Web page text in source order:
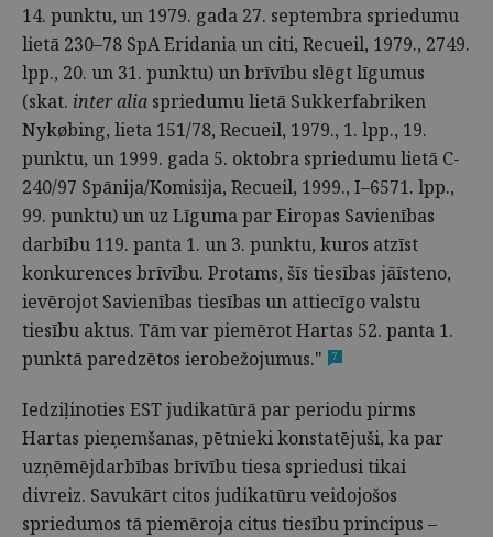
14. punktu, un 1979. gada 27. septembra spriedumu
lietā 230–78 SpA Eridania un citi, Recueil, 1979., 2749.
lpp., 20. un 31. punktu) un brīvību slēgt līgumus
(skat. inter alia spriedumu lietā Sukkerfabriken
Nykøbing, lieta 151/78, Recueil, 1979., 1. lpp., 19.
punktu, un 1999. gada 5. oktobra spriedumu lietā C-
240/97 Spānija/Komisija, Recueil, 1999., I–6571. lpp.,
99. punktu) un uz Līguma par Eiropas Savienības
darbību 119. panta 1. un 3. punktu, kuros atzīst
konkurences brīvību. Protams, šīs tiesības jāīsteno,
ievērojot Savienības tiesības un attiecīgo valstu
tiesību aktus. Tām var piemērot Hartas 52. panta 1.
punktā paredzētos ierobežojumus."
7
Iedziļinoties EST judikatūrā par periodu pirms
Hartas pieņemšanas, pētnieki konstatējuši, ka par
uzņēmējdarbības brīvību tiesa spriedusi tikai
divreiz. Savukārt citos judikatūru veidojošos
spriedumos tā piemēroja citus tiesību principus –